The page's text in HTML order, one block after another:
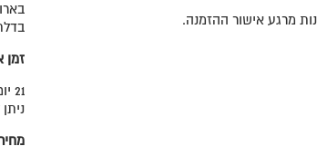
בארונות
בדלתות מעל רוחב
זמן
21 יום (זמן אספקה לאזור עם תוספת תשלום 30 יום).